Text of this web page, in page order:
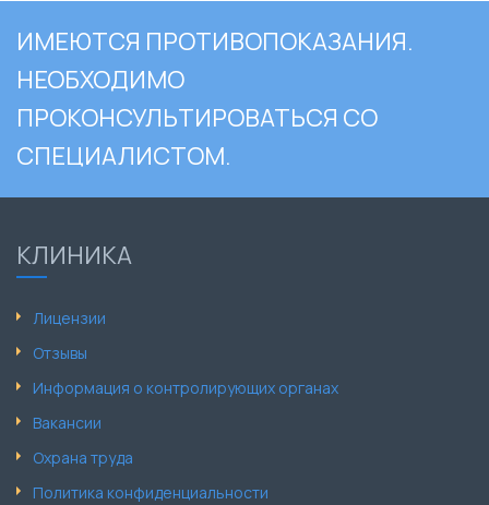
ИМЕЮТСЯ ПРОТИВОПОКАЗАНИЯ.
НЕОБХОДИМО
ПРОКОНСУЛЬТИРОВАТЬСЯ СО
СПЕЦИАЛИСТОМ.
КЛИНИКА
Лицензии
Отзывы
Информация о контролирующих органах
Вакансии
Охрана труда
Политика конфиденциальности